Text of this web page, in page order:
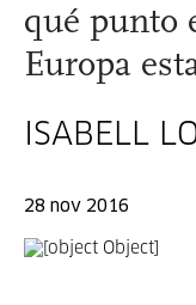
qué punto
Europa
ISABELL
28 nov 2016